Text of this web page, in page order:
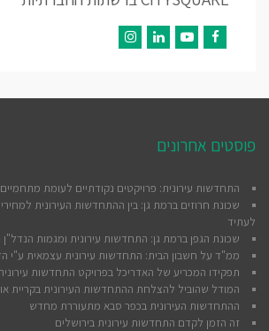
פוסטים אחרונים
התחדשות עירונית: פרויקטים נקודתיים לעומת
שכונת חרוזים ברמת גן: בין ההתחדשות העירונית
לעתיד
שכונת הגפן ברמת גן: התחדשות עירונית ומגמות
ממ"ד על חשבון הבית: התחדשות עירונית עצמאית ע"י
תפקידו המכריע של האדריכל בפרויקט התחדשות
המודל שהוביל להצלחת ההתחדשות העירונית בקריית
ההתחדשות העירונית בכפר סבא מתעוררת מחדש
זה הזמן לקדם התחדשות עירונית בירושלים